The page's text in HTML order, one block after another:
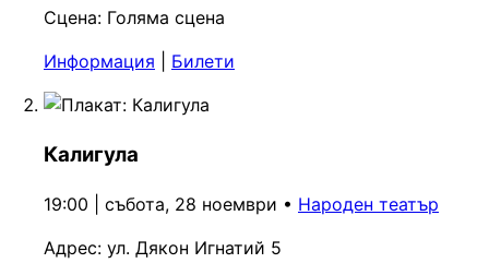
Сцена: Голяма сцена
Информация
Билети
Калигула
19:00 | събота, 28 ноември • Народен театър
Адрес: ул. Дякон Игнатий 5